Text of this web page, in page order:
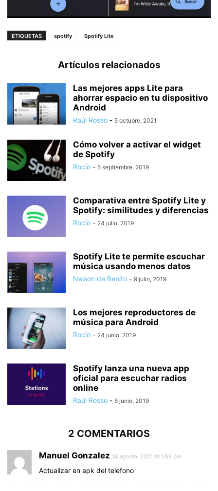
ETIQUETAS spotify Spotify Lite
Artículos relacionados
Las mejores apps Lite para
ahorrar espacio en tu dispositivo
Android
Raúl Rosso - 5 octubre, 2021
Cómo volver a activar el widget
de Spotify
Rocío - 5 septiembre, 2019
Comparativa entre Spotify Lite y
Spotify: similitudes y diferencias
Rocío - 24 julio, 2019
Spotify Lite te permite escuchar
música usando menos datos
Nelson de Benito - 9 julio, 2019
Los mejores reproductores de
música para Android
Rocío - 24 junio, 2019
Spotify lanza una nueva app
oficial para escuchar radios
online
Raúl Rosso - 6 junio, 2019
2 COMENTARIOS
Manuel Gonzalez 14 agosto, 2021 At 1:59 pm
Actualizar en apk del telefono